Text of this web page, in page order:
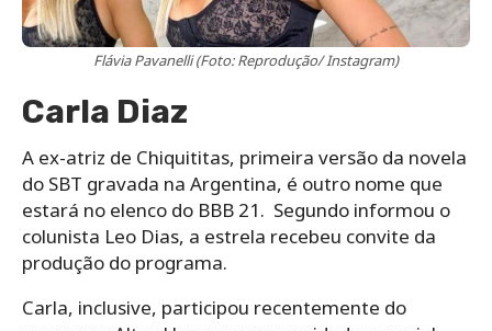
Flávia Pavanelli (Foto: Reprodução/ Instagram)
Carla Diaz
A ex-atriz de Chiquititas, primeira versão da novela
do SBT gravada na Argentina, é outro nome que
estará no elenco do BBB 21. Segundo informou o
colunista Leo Dias, a estrela recebeu convite da
produção do programa.
Carla, inclusive, participou recentemente do